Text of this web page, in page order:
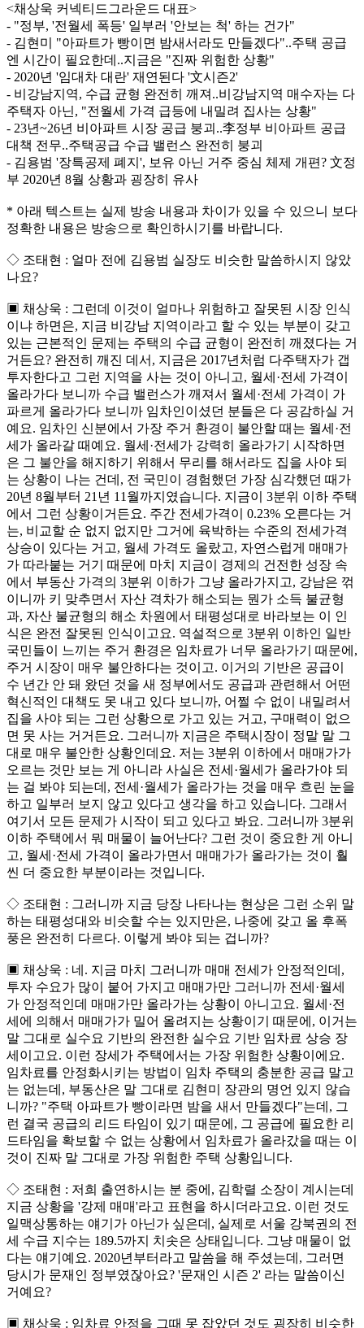
<채상욱 커넥티드그라운드 대표>
- "정부, '전월세 폭등' 일부러 '안보는 척' 하는 건가"
- 김현미 "아파트가 빵이면 밤새서라도 만들겠다"..주택 공급
엔 시간이 필요한데..지금은 "진짜 위험한 상황"
- 2020년 '임대차 대란' 재연된다 '文시즌2'
- 비강남지역, 수급 균형 완전히 깨져..비강남지역 매수자는 다
주택자 아닌, "전월세 가격 급등에 내밀려 집사는 상황"
- 23년~26년 비아파트 시장 공급 붕괴..李정부 비아파트 공급
대책 전무..주택공급 수급 밸런스 완전히 붕괴
- 김용범 '장특공제 폐지', 보유 아닌 거주 중심 체제 개편? 文정
부 2020년 8월 상황과 굉장히 유사
* 아래 텍스트는 실제 방송 내용과 차이가 있을 수 있으니 보다
정확한 내용은 방송으로 확인하시기를 바랍니다.
◇ 조태현 : 얼마 전에 김용범 실장도 비슷한 말씀하시지 않았
나요?
▣ 채상욱 : 그런데 이것이 얼마나 위험하고 잘못된 시장 인식
이냐 하면은, 지금 비강남 지역이라고 할 수 있는 부분이 갖고
있는 근본적인 문제는 주택의 수급 균형이 완전히 깨졌다는 거
거든요? 완전히 깨진 데서, 지금은 2017년처럼 다주택자가 갭
투자한다고 그런 지역을 사는 것이 아니고, 월세·전세 가격이
올라가다 보니까 수급 밸런스가 깨져서 월세·전세 가격이 가
파르게 올라가다 보니까 임차인이셨던 분들은 다 공감하실 거
예요. 임차인 신분에서 가장 주거 환경이 불안할 때는 월세·전
세가 올라갈 때예요. 월세·전세가 강력히 올라가기 시작하면
은 그 불안을 해지하기 위해서 무리를 해서라도 집을 사야 되
는 상황이 나는 건데, 전 국민이 경험했던 가장 심각했던 때가
20년 8월부터 21년 11월까지였습니다. 지금이 3분위 이하 주택
에서 그런 상황이거든요. 주간 전세가격이 0.23% 오른다는 거
는, 비교할 순 없지 없지만 그거에 육박하는 수준의 전세가격
상승이 있다는 거고, 월세 가격도 올랐고, 자연스럽게 매매가
가 따라붙는 거기 때문에 마치 지금이 경제의 건전한 성장 속
에서 부동산 가격의 3분위 이하가 그냥 올라가지고, 강남은 꺾
이니까 키 맞추면서 자산 격차가 해소되는 뭔가 소득 불균형
과, 자산 불균형의 해소 차원에서 태평성대로 바라보는 이 인
식은 완전 잘못된 인식이고요. 역설적으로 3분위 이하인 일반
국민들이 느끼는 주거 환경은 임차료가 너무 올라가기 때문에,
주거 시장이 매우 불안하다는 것이고. 이거의 기반은 공급이
수 년간 안 돼 왔던 것을 새 정부에서도 공급과 관련해서 어떤
혁신적인 대책도 못 내고 있다 보니까, 어쩔 수 없이 내밀려서
집을 사야 되는 그런 상황으로 가고 있는 거고, 구매력이 없으
면 못 사는 거거든요. 그러니까 지금은 주택시장이 정말 말 그
대로 매우 불안한 상황인데요. 저는 3분위 이하에서 매매가가
오르는 것만 보는 게 아니라 사실은 전세·월세가 올라가야 되
는 걸 봐야 되는데, 전세·월세가 올라가는 것을 매우 흐린 눈을
하고 일부러 보지 않고 있다고 생각을 하고 있습니다. 그래서
여기서 모든 문제가 시작이 되고 있다고 봐요. 그러니까 3분위
이하 주택에서 뭐 매물이 늘어난다? 그런 것이 중요한 게 아니
고, 월세·전세 가격이 올라가면서 매매가가 올라가는 것이 훨
씬 더 중요한 부분이라는 것입니다.
◇ 조태현 : 그러니까 지금 당장 나타나는 현상은 그런 소위 말
하는 태평성대와 비슷할 수는 있지만은, 나중에 갖고 올 후폭
풍은 완전히 다르다. 이렇게 봐야 되는 겁니까?
▣ 채상욱 : 네. 지금 마치 그러니까 매매 전세가 안정적인데,
투자 수요가 많이 붙어 가지고 매매가만 그러니까 전세·월세
가 안정적인데 매매가만 올라가는 상황이 아니고요. 월세·전
세에 의해서 매매가가 밀어 올려지는 상황이기 때문에, 이거는
말 그대로 실수요 기반의 완전한 실수요 기반 임차료 상승 장
세이고요. 이런 장세가 주택에서는 가장 위험한 상황이에요.
임차료를 안정화시키는 방법이 임차 주택의 충분한 공급 말고
는 없는데, 부동산은 말 그대로 김현미 장관의 명언 있지 않습
니까? "주택 아파트가 빵이라면 밤을 새서 만들겠다"는데, 그
런 결국 공급의 리드 타임이 있기 때문에, 그 공급에 필요한 리
드타임을 확보할 수 없는 상황에서 임차료가 올라갔을 때는 이
것이 진짜 말 그대로 가장 위험한 주택 상황입니다.
◇ 조태현 : 저희 출연하시는 분 중에, 김학렬 소장이 계시는데
지금 상황을 '강제 매매'라고 표현을 하시더라고요. 이런 것도
일맥상통하는 얘기가 아닌가 싶은데, 실제로 서울 강북권의 전
세 수급 지수는 189.5까지 치솟은 상태입니다. 그냥 매물이 없
다는 얘기예요. 2020년부터라고 말씀을 해 주셨는데, 그러면
당시가 문재인 정부였잖아요? '문재인 시즌 2' 라는 말씀이신
거예요?
▣ 채상욱 : 임차료 안정을 그때 못 잡았던 것도 굉장히 비슷한